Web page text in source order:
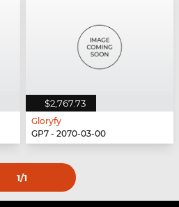
$2,767.73
Gloryfy
GP7 - 2070-03-00
1/1